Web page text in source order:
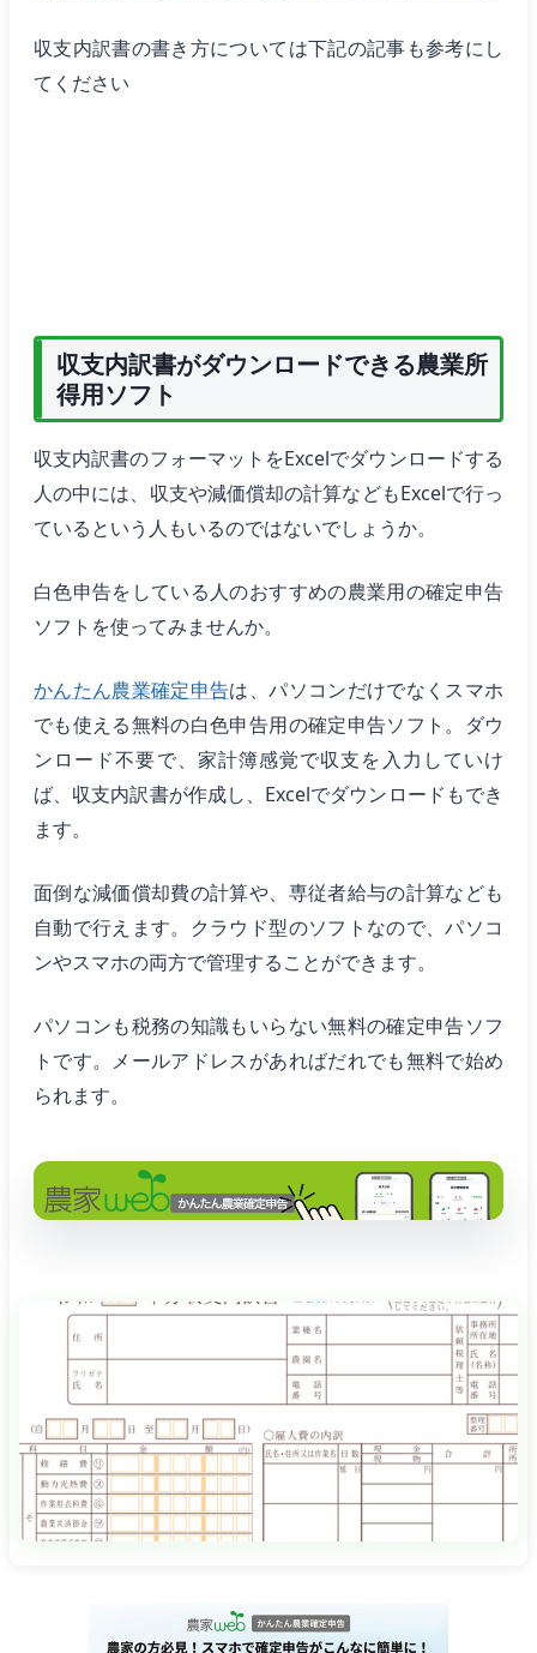
収支内訳書の書き方については下記の記事も参考にし
てください
収支内訳書がダウンロードできる農業所
得用ソフト
収支内訳書のフォーマットをExcelでダウンロードする
人の中には、収支や減価償却の計算などもExcelで行っ
ているという人もいるのではないでしょうか。
白色申告をしている人のおすすめの農業用の確定申告
ソフトを使ってみませんか。
かんたん農業確定申告は、パソコンだけでなくスマホ
でも使える無料の白色申告用の確定申告ソフト。ダウ
ンロード不要で、家計簿感覚で収支を入力していけ
ば、収支内訳書が作成し、Excelでダウンロードもでき
ます。
面倒な減価償却費の計算や、専従者給与の計算なども
自動で行えます。クラウド型のソフトなので、パソコ
ンやスマホの両方で管理することができます。
パソコンも税務の知識もいらない無料の確定申告ソフ
トです。メールアドレスがあればだれでも無料で始め
られます。